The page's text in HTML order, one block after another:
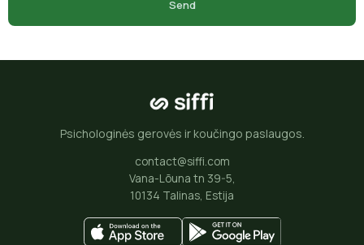
Send
Psichologinės gerovės ir koučingo paslaugos.
contact@siffi.com
Vana-Lõuna tn 39-5,
10134 Talinas, Estija